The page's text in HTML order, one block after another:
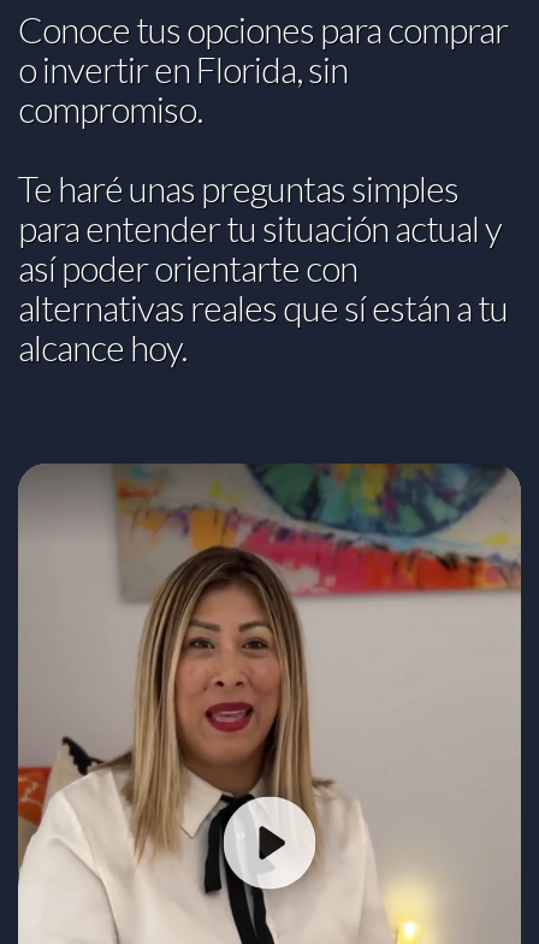
Conoce tus opciones para comprar
o invertir en Florida, sin
compromiso.
Te haré unas preguntas simples
para entender tu situación actual y
así poder orientarte con
alternativas reales que sí están a tu
alcance hoy.